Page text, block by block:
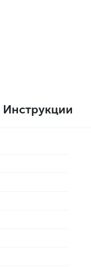
Инструкции